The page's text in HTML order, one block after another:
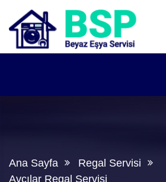
Ana Sayfa
Regal Servisi
Avcılar Regal Servisi